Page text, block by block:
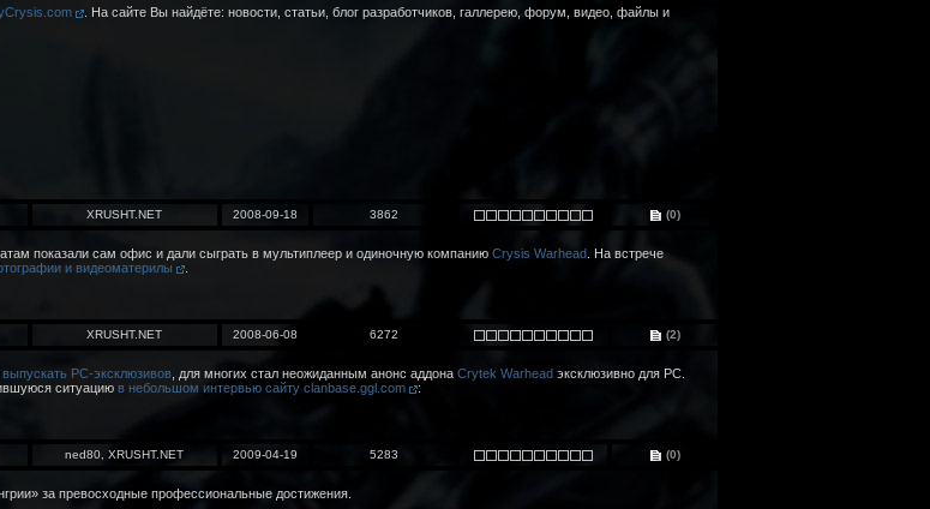
. На сайте Вы найдёте: новости, статьи, блог разработчиков, галлерею, форум, видео, файлы и
XRUSHT.NET 2008-09-18 3862 (0)
показали сам офис и дали сыграть в мультиплеер и одиночную компанию Crysis Warhead. На встрече
и видеоматерилы
.
XRUSHT.NET 2008-06-08 6272 (2)
PC-эксклюзивов, для многих стал неожиданным анонс аддона Crytek Warheadэксклюзивно для PC.
ситуацию в небольшом интервью сайту clanbase.ggl.com
:
ned80, XRUSHT.NET 2009-04-19 5283 (0)
за превосходные профессиональные достижения.